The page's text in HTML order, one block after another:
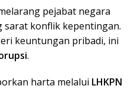
pejabat negara
sarat konflik kepentingan.
keuntungan pribadi, ini
.
harta melalui LHKPN